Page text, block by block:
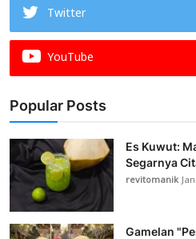
Twitter
YouTube
Popular Posts
Es Kuwut:
Segarnya
revitomanik
Gamelan